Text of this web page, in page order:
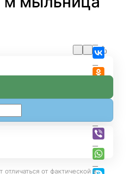
от фактической в